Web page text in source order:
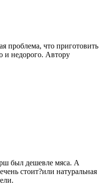
проблема, что приготовить
и недорого. Автору
был дешевле мяса. А
стоит?или натуральная